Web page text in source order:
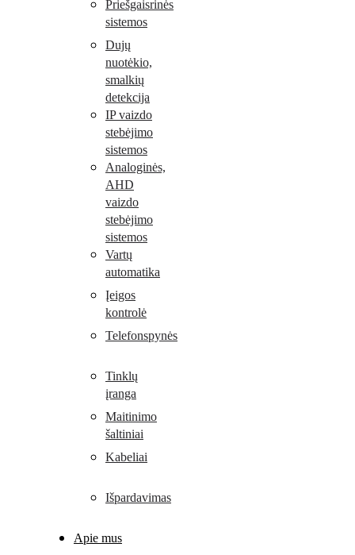
Priešgaisrinės
sistemos
Dujų
nuotėkio,
smalkių
detekcija
IP vaizdo
stebėjimo
sistemos
Analoginės,
AHD
vaizdo
stebėjimo
sistemos
Vartų
automatika
Įeigos
kontrolė
Telefonspynės
Tinklų
įranga
Maitinimo
šaltiniai
Kabeliai
Išpardavimas
Apie mus